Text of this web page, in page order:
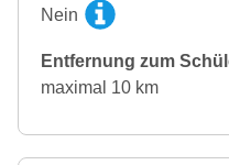
Nein
Entfernung zum
maximal 10 km